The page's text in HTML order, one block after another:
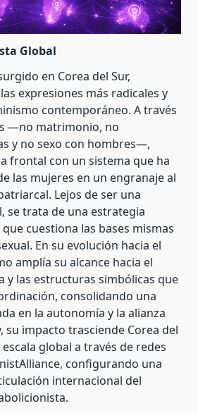
Global
en Corea del Sur,
expresiones más radicales y
contemporáneo. A través
—no matrimonio, no
y no sexo con hombres—,
frontal con un sistema que ha
las mujeres en un engranaje al
Lejos de ser una
se trata de una estrategia
cuestiona las bases mismas
En su evolución hacia el
amplía su alcance hacia el
y las estructuras simbólicas que
consolidando una
en la autonomía y la alianza
su impacto trasciende Corea del
global a través de redes
configurando una
internacional del